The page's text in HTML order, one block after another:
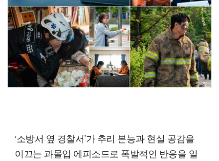
‘소방서 옆 경찰서’가 추리 본능과 현실 공감을
이끄는 과몰입 에피소드로 폭발적인 반응을 일